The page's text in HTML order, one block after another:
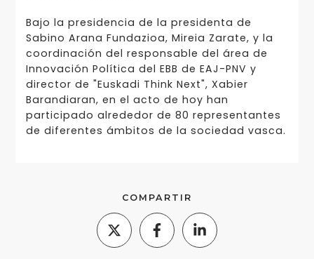
Bajo la presidencia de la presidenta de
Sabino Arana Fundazioa, Mireia Zarate, y la
coordinación del responsable del área de
Innovación Política del EBB de EAJ-PNV y
director de "Euskadi Think Next", Xabier
Barandiaran, en el acto de hoy han
participado alrededor de 80 representantes
de diferentes ámbitos de la sociedad vasca.
COMPARTIR